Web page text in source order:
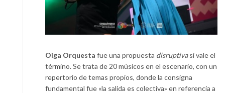
Oiga Orquesta fue una propuesta disruptivasi vale el
término. Se trata de 20 músicos en el escenario, con un
repertorio de temas propios, donde la consigna
fundamental fue «la salida es colectiva» en referencia a